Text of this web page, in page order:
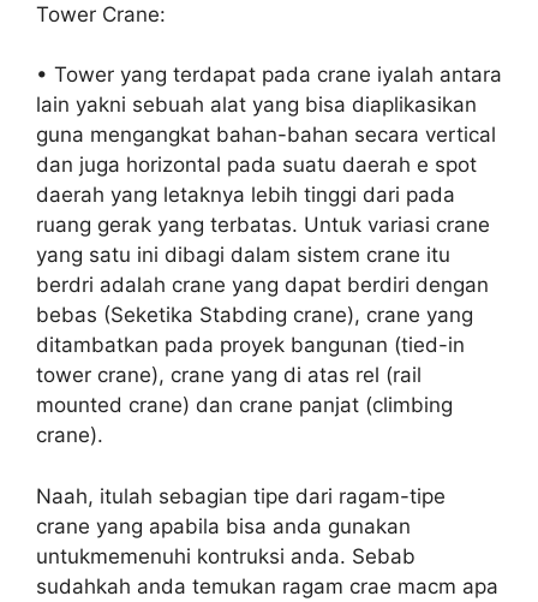
Tower Crane:
• Tower yang terdapat pada crane iyalah antara
lain yakni sebuah alat yang bisa diaplikasikan
guna mengangkat bahan-bahan secara vertical
dan juga horizontal pada suatu daerah e spot
daerah yang letaknya lebih tinggi dari pada
ruang gerak yang terbatas. Untuk variasi crane
yang satu ini dibagi dalam sistem crane itu
berdri adalah crane yang dapat berdiri dengan
bebas (Seketika Stabding crane), crane yang
ditambatkan pada proyek bangunan (tied-in
tower crane), crane yang di atas rel (rail
mounted crane) dan crane panjat (climbing
crane).
Naah, itulah sebagian tipe dari ragam-tipe
crane yang apabila bisa anda gunakan
untukmemenuhi kontruksi anda. Sebab
sudahkah anda temukan ragam crae macm apa